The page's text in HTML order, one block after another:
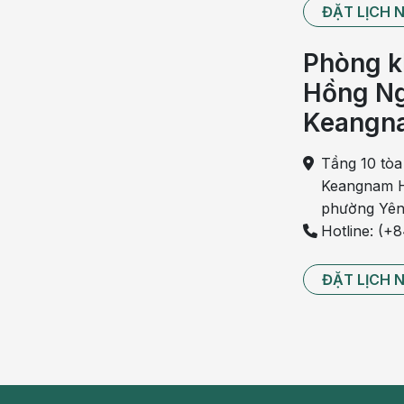
Là tình trạng trong đường tiêu hóa có nhiều
đường miệng khi ợ hơi hoặc qua đường hậu môn
Các dấu hiệu thường gặp phải do chướng hơi gây
- Cảm thấy có gì đó di chuyển bên trong dạ dày
ĐẶT LỊCH
Phòng
Hồng
Tầng 10
Keangnam
phường
Hotline:
ĐẶT LỊCH